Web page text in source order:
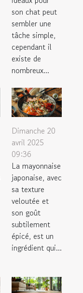
son chat peut
sembler une
tâche simple,
cependant il
existe de
nombreux...
Dimanche 20
avril 2025
09:36
La mayonnaise
japonaise, avec
sa texture
veloutée et
son goût
subtilement
épicé, est un
ingrédient qui...